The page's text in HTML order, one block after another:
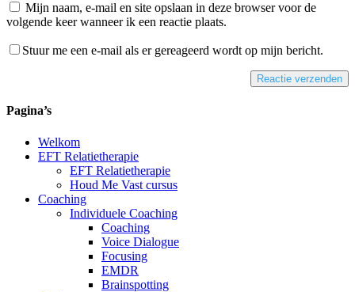
Mijn naam, e-mail en site opslaan in deze browser voor de
volgende keer wanneer ik een reactie plaats.
Stuur me een e-mail als er gereageerd wordt op mijn bericht.
Reactie verzenden
Alternative:
Pagina’s
Welkom
EFT Relatietherapie
EFT Relatietherapie
Houd Me Vast cursus
Coaching
Individuele Coaching
Coaching
Voice Dialogue
Focusing
EMDR
Brainspotting